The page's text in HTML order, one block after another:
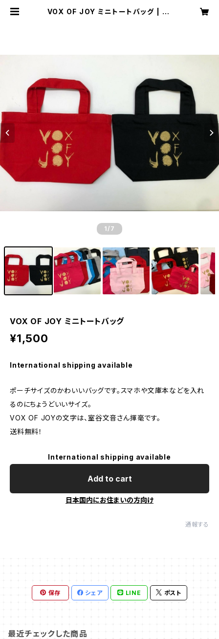
VOX OF JOY ミニトートバッグ | vo
1 /7
VOX OF JOY ミニトートバッグ
¥1,500
International shipping available
ポーチサイズのかわいいバッグです。スマホや文庫本などを入れ
るのにちょうどいいサイズ。
VOX OF JOYの文字は、室谷文音さん揮毫です。
送料無料！
International shipping available
Add to cart
日本国内にお住まいの方向け
通報する
保存 シェア LINE ポスト
最近チェックした商品